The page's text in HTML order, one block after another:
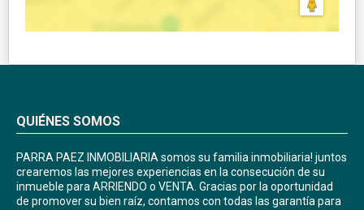
QUIÉNES SOMOS
PARRA PAEZ INMOBILIARIA somos su familia inmobiliaria! juntos
crearemos las mejores experiencias en la consecución de su
inmueble para ARRIENDO o VENTA. Gracias por la oportunidad
de promover su bien raíz, contamos con todas las garantía para